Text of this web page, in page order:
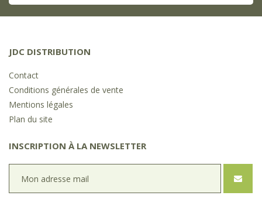
JDC DISTRIBUTION
Contact
Conditions générales de vente
Mentions légales
Plan du site
INSCRIPTION À LA NEWSLETTER